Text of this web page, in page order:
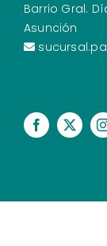
Barrio Gral.
Asunción